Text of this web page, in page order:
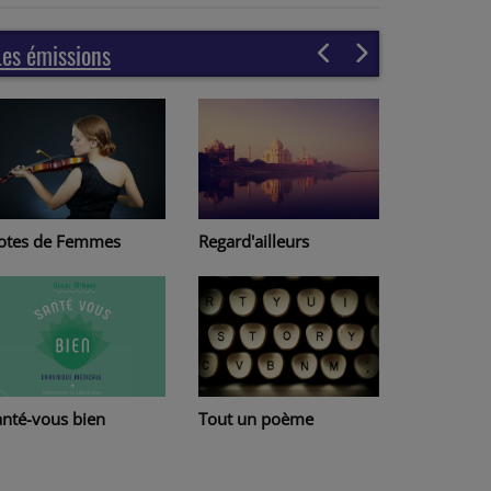
émissions
de Femmes
vous bien
Regard'ailleurs
Tout un poème